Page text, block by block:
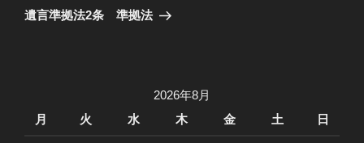
ゲ
稿
の
遺言準拠法2条 準拠法
2026年8月
月
火 水 木 金 土 日